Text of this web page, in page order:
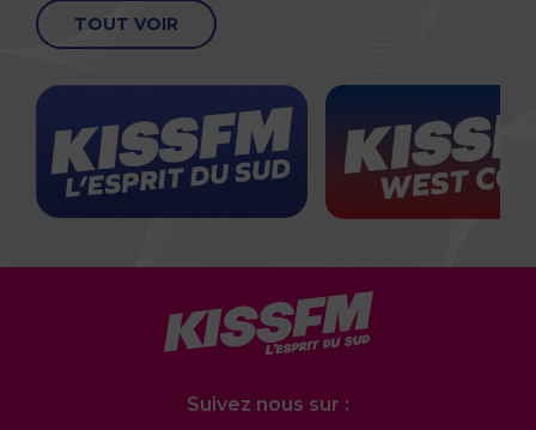
TOUT VOIR
Suivez nous sur :